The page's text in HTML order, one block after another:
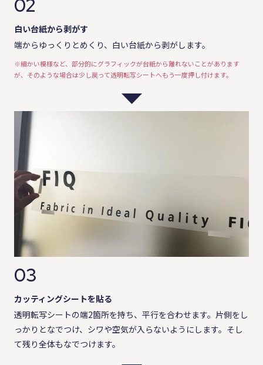
02
白い台紙から剥がす
端からゆっくりとめくり、白い台紙から剥がします。
※細かい模様など、部分的にグラフィックが台紙から離れないことがあります
が、そのような場合は少し戻って透明転写シートへもう一度押し付けます。
03
カッティングシートを貼る
透明転写シートの端2箇所を持ち、平行を合わせます。片側をし
っかりとなでつけ、シワや空気が入らないようにします。そし
て残り全体もなでつけます。